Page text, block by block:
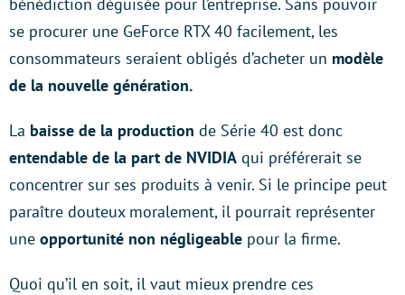
se procurer une GeForce RTX 40 facilement, les
consommateurs seraient obligés d’acheter un modèle
de la nouvelle génération.
La baisse de la production de Série 40 est donc
entendable de la part de NVIDIA qui préférerait se
concentrer sur ses produits à venir. Si le principe peut
paraître douteux moralement, il pourrait représenter
une opportunité non négligeable pour la firme.
Quoi qu’il en soit, il vaut mieux prendre ces